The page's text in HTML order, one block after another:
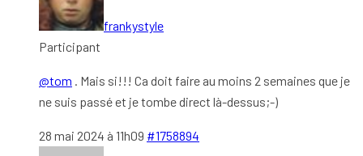
frankystyle
Participant
@tom . Mais si!!! Ca doit faire au moins 2 semaines que je
ne suis passé et je tombe direct là-dessus;-)
28 mai 2024 à 11h09 #1758894